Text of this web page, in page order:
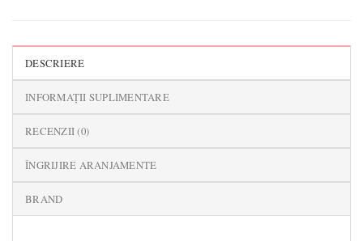
DESCRIERE
INFORMAȚII SUPLIMENTARE
RECENZII (0)
ÎNGRIJIRE ARANJAMENTE
BRAND